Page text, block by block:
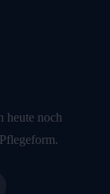
heute noch